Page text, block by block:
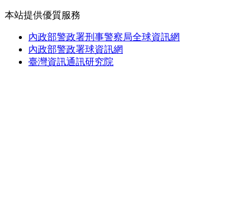
本站提供優質服務
內政部警政署刑事警察局全球資訊網
內政部警政署球資訊網
臺灣資訊通訊研究院